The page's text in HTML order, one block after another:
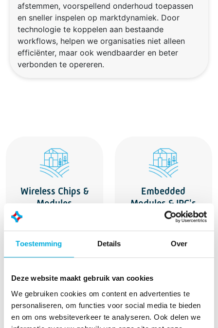
Toestemming Details Over
Deze website maakt gebruik van cookies
We gebruiken cookies om content en advertenties te
personaliseren, om functies voor social media te bieden
en om ons websiteverkeer te analyseren. Ook delen we
afstemmen, voorspellend onderhoud toepassen
en sneller inspelen op marktdynamiek. Door
technologie te koppelen aan bestaande
workflows, helpen we organisaties niet alleen
efficiënter, maar ook wendbaarder en beter
verbonden te opereren.
Wireless Chips &
Modules
Embedded
Modules & IPC's
Smart Systems &
Co-Creatie